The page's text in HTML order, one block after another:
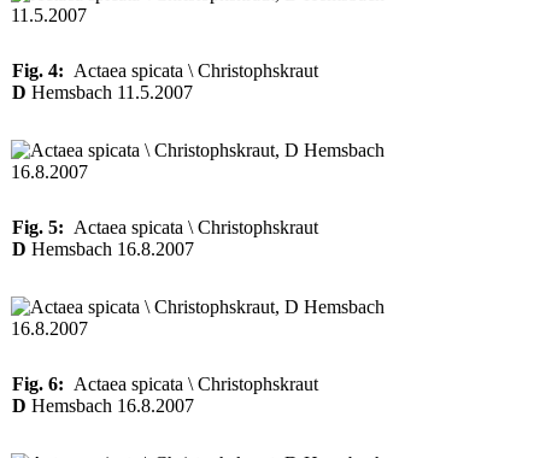
Fig. 4: Actaea spicata \ Christophskraut
D Hemsbach 11.5.2007
Fig. 5: Actaea spicata \ Christophskraut
D Hemsbach 16.8.2007
Fig. 6: Actaea spicata \ Christophskraut
D Hemsbach 16.8.2007